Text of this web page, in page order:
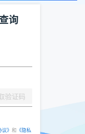
询
验证码
》 和 《隐私